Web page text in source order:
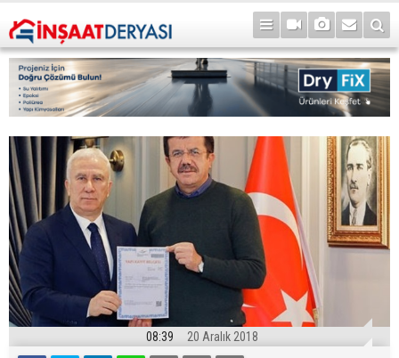
08:39 20 Aralık 2018